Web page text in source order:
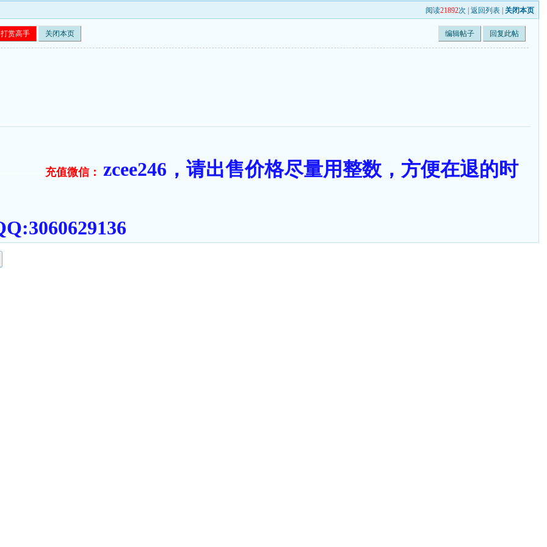
阅读21892次 |返回列表 关闭本页
打赏高手 关闭本页 编辑帖子 回复此帖
充值微信： zcee246，请出售价格尽量用整数，方便在退的时